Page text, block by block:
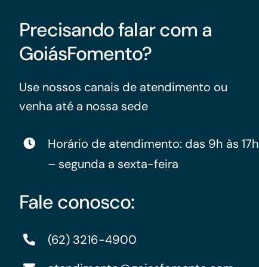
Precisando falar com a
GoiásFomento?
Use nossos canais de atendimento ou
venha até a nossa sede
Horário de atendimento: das 9h às 17h
– segunda a sexta-feira
Fale conosco:
(62) 3216-4900